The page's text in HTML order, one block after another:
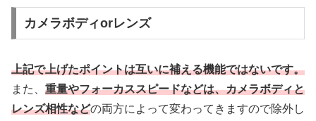
カメラボディorレンズ
上記で上げたポイントは互いに補える機能ではないです。
また、 重量やフォーカススピードなどは、カメラボディと
レンズ相性などの両方によって変わってきますので除外し